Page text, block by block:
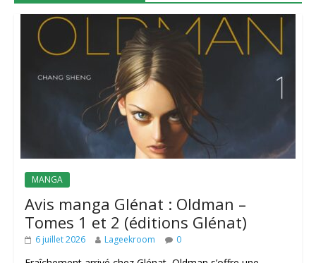
MANGA
Avis manga Glénat : Oldman –
Tomes 1 et 2 (éditions Glénat)
6 juillet 2026 Lageekroom 0